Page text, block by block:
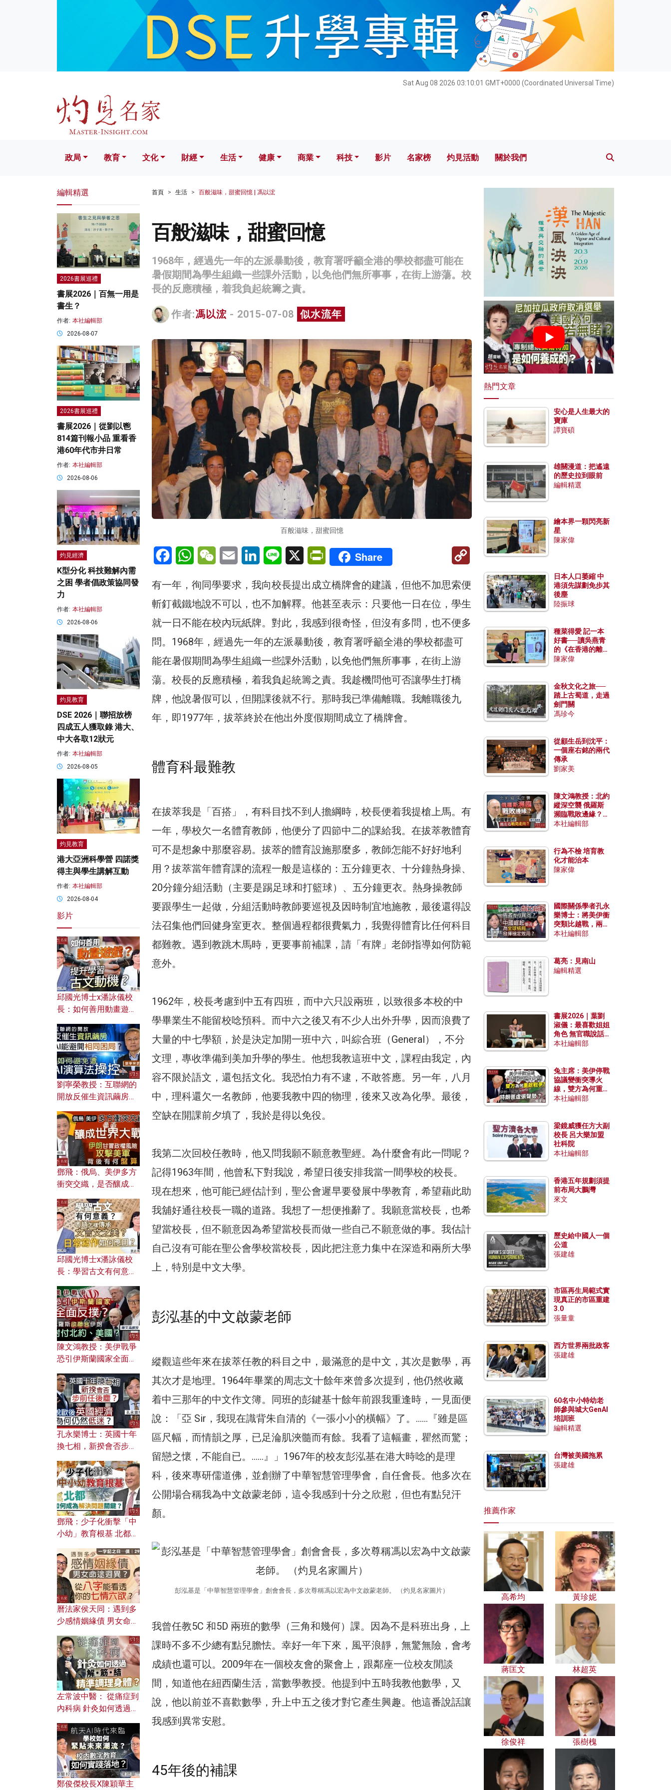
Sat Aug 08 2026 03:10:03 GMT+0000 (Coordinated Universal Time)
文化 財經 生活 健康 科技 影片 名家榜 灼見活動 關於我們
政局 教育 文化 財經 生活 健康 商業 科技 影片 名家榜 灼見活動 關於我們
首頁 生活 百般滋味，甜蜜回憶 | 馮以浤
百般滋味，甜蜜回憶
1968年，經過先一年的左派暴動後，教育署呼籲全港的學校都盡可能在
暑假期間為學生組織一些課外活動，以免他們無所事事，在街上游蕩。校
長的反應積極，着我負起統籌之責。
作者:馮以浤 - 2015-07-08 似水流年
百般滋味，甜蜜回憶
FacebookWhatsAppWeChatEmail LinkedInLine X PrintFriendly
Share
Copy
Link
有一年，徇同學要求，我向校長提出成立橋牌會的建議，但他不加思索便
斬釘截鐵地說不可以，也不加解釋。他甚至表示：只要他一日在位，學生
就一日不能在校內玩紙牌。對此，我感到很奇怪，但沒有多問，也不便多
問。1968年，經過先一年的左派暴動後，教育署呼籲全港的學校都盡可
能在暑假期間為學生組織一些課外活動，以免他們無所事事，在街上游
蕩。校長的反應積極，着我負起統籌之責。我趁機問他可否讓學生打橋
牌，他說暑假可以，但開課後就不行。那時我已準備離職。我離職後九
年，即1977年，拔萃終於在他出外度假期間成立了橋牌會。
體育科最難教
在拔萃我是「百搭」，有科目找不到人擔綱時，校長便着我提槍上馬。有
一年，學校欠一名體育教師，他便分了四節中二的課給我。在拔萃教體育
可不是想象中那麼容易。拔萃的體育設施那麼多，教師怎能不好好地利
用？拔萃當年體育課的流程一般是這樣的：五分鐘更衣、十分鐘熱身操、
20分鐘分組活動（主要是踢足球和打籃球）、五分鐘更衣。熱身操教師
要跟學生一起做，分組活動時教師要巡視及因時制宜地施教，最後還得設
法召集他們回健身室更衣。整個過程都很費氣力，我覺得體育比任何科目
都難教。遇到教跳木馬時，更要事前補課，請「有牌」老師指導如何防範
意外。
1962年，校長考慮到中五有四班，而中六只設兩班，以致很多本校的中
學畢業生不能留校唸預科。而中六之後又有不少人出外升學，因而浪費了
大量的中七學額，於是決定加開一班中六，叫綜合班（General），不分
文理，專收準備到美加升學的學生。他想我教這班中文，課程由我定，內
容不限於語文，還包括文化。我恐怕力有不逮，不敢答應。另一年，八月
中，理科還欠一名教師，他要我教中四的物理，後來又改為化學。最後，
空缺在開課前夕填了，我於是得以免役。
我第二次回校任教時，他又問我願不願意教聖經。為什麼會有此一問呢？
記得1963年間，他曾私下對我說，希望日後安排我當一間學校的校長。
現在想來，他可能已經估計到，聖公會遲早要發展中學教育，希望藉此助
我舖好通往校長一職的道路。我想了一想便推辭了。我願意當校長，也希
望當校長，但不願意因為希望當校長而做一些自己不願意做的事。我估計
自己沒有可能在聖公會學校當校長，因此把注意力集中在深造和兩所大學
上，特別是中文大學。
彭泓基的中文啟蒙老師
縱觀這些年來在拔萃任教的科目之中，最滿意的是中文，其次是數學，再
其次才是地理。1964年畢業的周志文十餘年來曾多次提到，他仍然收藏
着中三那年的中文作文簿。同班的彭鍵基十餘年前跟我重逢時，一見面便
說：「亞 Sir，我現在識背朱自清的《一張小小的橫幅》了。……『雖是區
區尺幅，而情韻之厚，已足淪肌浹髓而有餘。我看了這幅畫，瞿然而驚；
留戀之懷，不能自已。……』」1967年的校友彭泓基在港大時唸的是理
科，後來專研儒道佛，並創辦了中華智慧管理學會，自任會長。他多次在
公開場合稱我為中文啟蒙老師，這令我感到十分之欣慰，但也有點兒汗
顏。
彭泓基是「中華智慧管理學會」創會會長，多次尊稱馮以宏為中文啟蒙老師。 （灼見名家圖片）
我曾任教5C 和5D 兩班的數學（三角和幾何）課。因為不是科班出身，上
課時不多不少總有點兒膽怯。幸好一年下來，風平浪靜，無驚無險，會考
成績也還可以。2009年在一個校友會的聚會上，跟鄰座一位校友閒談
間，知道他在紐西蘭生活，當數學教授。他提到中五時我教他數學，又
說，他以前並不喜歡數學，升上中五之後才對它產生興趣。他這番說話讓
我感到異常安慰。
45年後的補課
編輯精選
2026書展巡禮
書展2026｜百無一用是
書生？
作者: 本社編輯部
2026-08-07
2026書展巡禮
書展2026｜從劉以鬯
814篇刊報小品 重看香
港60年代市井日常
作者: 本社編輯部
2026-08-06
灼見經濟
K型分化 科技難解內需
之困 學者倡政策協同發
力
作者: 本社編輯部
2026-08-06
灼見教育
DSE 2026｜聯招放榜
四成五人獲取錄 港大、
中大各取12狀元
作者: 本社編輯部
2026-08-05
灼見教育
港大亞洲科學營 四諾獎
得主與學生講解互動
作者: 本社編輯部
2026-08-04
影片
邱國光博士x潘詠儀校
長：如何善用動畫遊戲
劉寧榮教授：互聯網的
開放反催生資訊繭房，
何避免遭AI演算法操
控？
鄧飛：俄烏、美伊多方
衝突交織，是否釀成世
風險攻擊美軍，背後有
何盤算？
邱國光博士x潘詠儀校
長：學習古文有何意
文之美？ 日常寫作如何
應用？
陳文鴻教授：美伊戰爭
恐引伊斯蘭國家全面反
對付北約美國？
孔永樂博士：英國十年
換七相，新揆會否步前
濟為何仍然低迷？
鄧飛：少子化衝擊「中
小幼」教育根基 北都如
曆法家侯天同：遇到多
少感情姻緣債 男女命途
的七情六欲？
左常波中醫： 從痛症到
內科病 針灸如何透過解
鄭俊傑校長X陳穎華主
熱門文章
安心是人生最大的
寶庫
譚寶碩
雄關漫道：把遙遠
的歷史拉到眼前
編輯精選
繪本界一顆閃亮新
星
陳家偉
日本人口萎縮 中
港須先謀劃免步其
後塵
陸振球
種菜得愛 記一本
好書──讀吳燕青
的《在香港的離島
種菜》
陳家偉
金秋文化之旅──
踏上古蜀道，走過
劍門關
馮珍今
從顧生岳到沈平：
一個座右銘的兩代
傳承
劉家美
陳文鴻教授：北約
縱深空襲 俄羅斯
瀕臨戰敗邊緣？中
國零部件能左右戰
本社編輯部
行為不檢 培育教
化才能治本
陳家偉
國際關係學者孔永
樂博士：將美伊衝
突類比越戰，兩者
有何異同？中國崛
本社編輯部
葛亮：見南山
編輯精選
書展2026｜葉劉
淑儀：最喜歡姐姐
角色 無官職說話
包袱少
本社編輯部
兔主席：美伊停戰
協議變衝突導火
線，雙方為何重啟
戰爭？伊朗一早洞
本社編輯部
梁鏡威獲任方大副
校長 呂大樂加盟
社科院
本社編輯部
香港五年規劃須提
前布局大鵬灣
來文
歷史給中國人一個
公道
張建雄
市區再生局範式實
現真正的市區重建
3.0
張量童
西方世界兩批政客
張建雄
60名中小特幼老
師參與城大GenAI
培訓班
編輯精選
台灣被美國拖累
張建雄
推薦作家
高希均 黃珍妮
蔣匡文 林超英
徐俊祥 張樹槐